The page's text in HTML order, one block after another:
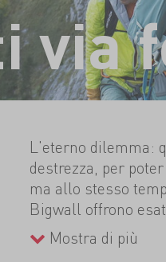
via
L'eterno dilemma:
destrezza, per
ma allo stesso
Bigwall offrono
mani dove
ottimale anche
Mostra di più